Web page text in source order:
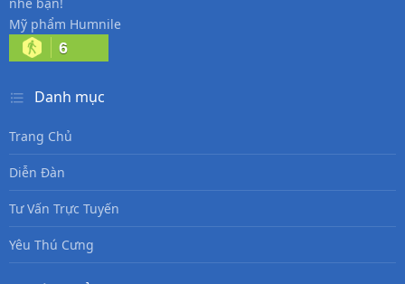
Mỹ phẩm Humnile
6
Danh mục
Trang Chủ
Diễn Đàn
Tư Vấn Trực Tuyến
Yêu Thú Cưng